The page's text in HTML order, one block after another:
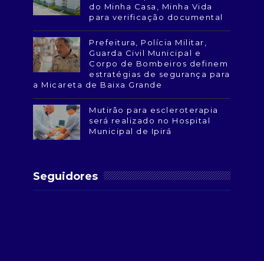
do Minha Casa, Minha Vida
para verificação documental
Prefeitura, Polícia Militar,
Guarda Civil Municipal e
Corpo de Bombeiros definem
estratégias de segurança para
a Micareta de Baixa Grande
Mutirão para escleroterapia
será realizado no Hospital
Municipal de Ipirá
Seguidores